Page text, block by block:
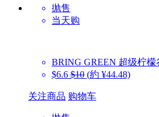
抛售
当天购
BRING GREEN 超级柠檬
$6.6 $10 (約 ¥44.48)
关注商品 购物车